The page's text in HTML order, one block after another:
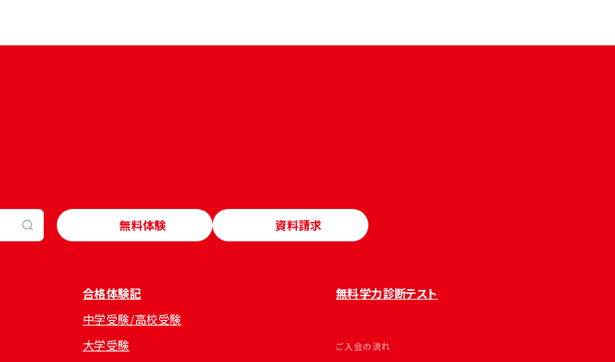
無料体験 資料請求
合格体験記
中学受験/高校受験
大学受験
無料学力診断テスト
ご入会の流れ